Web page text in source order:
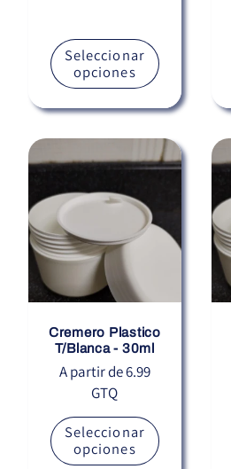
Seleccionar
opciones
Cremero Plastico
T/Blanca - 30ml
Precio
habitual
A partir de 6.99
GTQ
Seleccionar
opciones